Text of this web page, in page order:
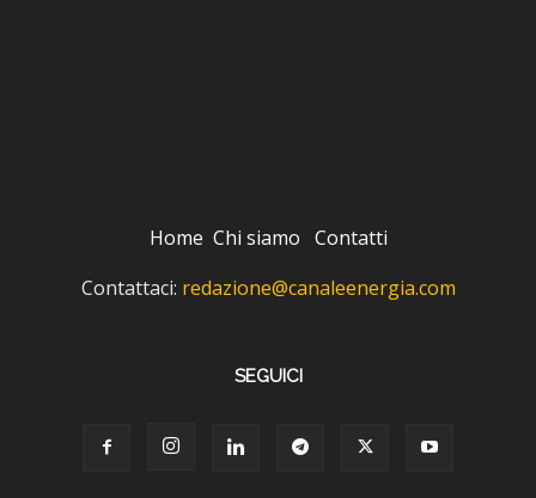
Home Chi siamo Contatti
Contattaci: redazione@canaleenergia.com
SEGUICI